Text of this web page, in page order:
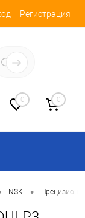
Регистрация
0 0
NSK •